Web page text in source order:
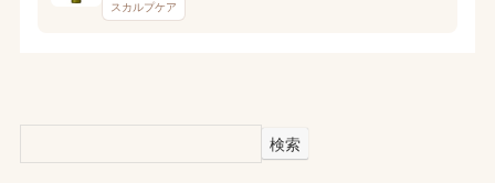
スカルプケア
検索